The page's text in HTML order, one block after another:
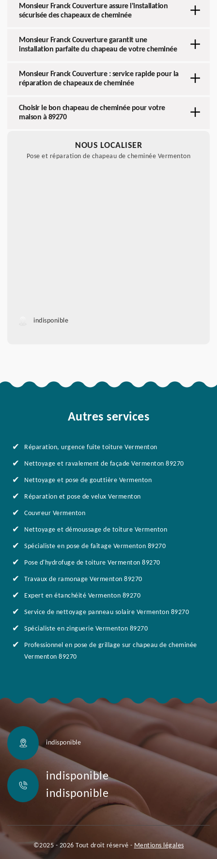
Monsieur Franck Couverture assure l'installation
sécurisée des chapeaux de cheminée
Monsieur Franck Couverture garantit une
installation parfaite du chapeau de votre cheminée
Monsieur Franck Couverture : service rapide pour la
réparation de chapeaux de cheminée
Choisir le bon chapeau de cheminée pour votre
maison à 89270
NOUS LOCALISER
Pose et réparation de chapeau de cheminée Vermenton
indisponible
Autres services
Réparation, urgence fuite toiture Vermenton
Nettoyage et ravalement de façade Vermenton 89270
Nettoyage et pose de gouttière Vermenton
Réparation et pose de velux Vermenton
Couvreur Vermenton
Nettoyage et démoussage de toiture Vermenton
Spécialiste en pose de faîtage Vermenton 89270
Pose d'hydrofuge de toiture Vermenton 89270
Travaux de ramonage Vermenton 89270
Expert en étanchéité Vermenton 89270
Service de nettoyage panneau solaire Vermenton 89270
Spécialiste en zinguerie Vermenton 89270
Professionnel en pose de grillage sur chapeau de cheminée
Vermenton 89270
indisponible
indisponible
indisponible
©2025 - 2026 Tout droit réservé - Mentions légales